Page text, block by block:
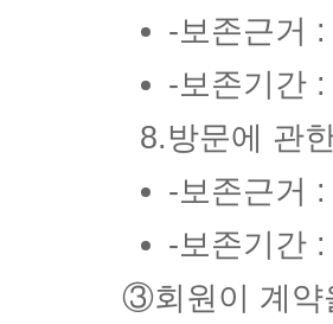
-보존근거
-보존기간
8.방문에 관
-보존근거
-보존기간
③회원이 계약